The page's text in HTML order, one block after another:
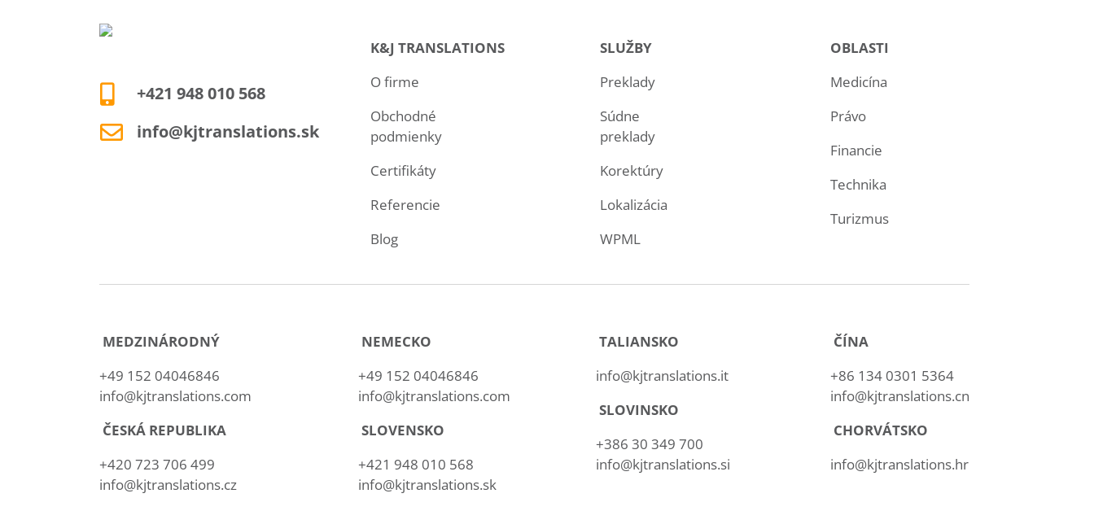
+421 948 010 568
info@kjtranslations.sk
MEDZINÁRODNÝ
+49 152 04046846
info@kjtranslations.com
ČESKÁ REPUBLIKA
+420 723 706 499
info@kjtranslations.cz
K&J TRANSLATIONS
O firme
Obchodné
podmienky
Certifikáty
Referencie
Blog
NEMECKO
+49 152 04046846
info@kjtranslations.com
SLOVENSKO
+421 948 010 568
info@kjtranslations.sk
SLUŽBY
Preklady
Súdne
preklady
Korektúry
Lokalizácia
WPML
TALIANSKO
info@kjtranslations.it
SLOVINSKO
+386 30 349 700
info@kjtranslations.si
OBLASTI
Medicína
Právo
Financie
Technika
Turizmus
ČÍNA
+86 134 0301 5364
info@kjtranslations.cn
CHORVÁTSKO
info@kjtranslations.hr